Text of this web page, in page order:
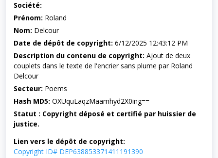
Société:
Prénom: Roland
Nom: Delcour
Date de dépôt de copyright: 6/12/2025 12:43:12 PM
Description du contenu de copyright: Ajout de deux
couplets dans le texte de l'encrier sans plume par Roland
Delcour
Secteur: Poems
Hash MD5: OXUquLaqzMaamhyd2X0ing==
Statut : Copyright déposé et certifié par huissier de
justice.
Lien vers le dépôt de copyright:
Copyright ID# DEP638853371411191390